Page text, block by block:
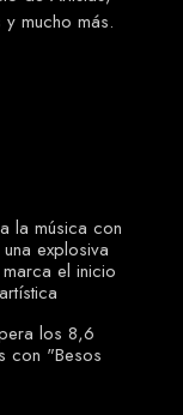
mucho más.
la música con
explosiva
el inicio
los 8,6
con "Besos